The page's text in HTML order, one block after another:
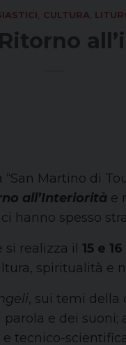
CULTURA
Martino di
all’Interiorità e
hanno spesso
realizza il 15 e
spiritualità e
, sui temi della
e dei suoni;
tecnico-